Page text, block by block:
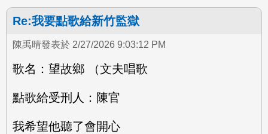
Re:我要點歌給新竹監獄
陳禹晴發表於 2/27/2026 9:03:12 PM
歌名：望故鄉 （文夫唱歌
點歌給受刑人：陳官
我希望他聽了會開心